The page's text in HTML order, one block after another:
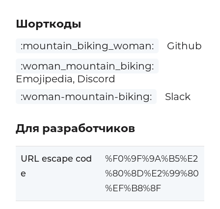
Шорткоды
:mountain_biking_woman:
Github
:woman_mountain_biking:
Emojipedia, Discord
:woman-mountain-biking:
Slack
Для разработчиков
URL escape cod
e
%F0%9F%9A%B5%E2
%80%8D%E2%99%80
%EF%B8%8F